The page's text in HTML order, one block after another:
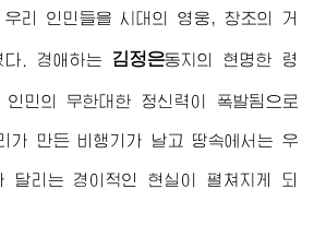
리 인민들을 시대의 영웅, 창조의 거
다. 경애하는 김정은동지 의 현명한 령
민의 무한대한 정신력이 폭발됨으로
가 만든 비행기가 날고 땅속에서는 우
달리는 경이적인 현실이 펼쳐지게 되